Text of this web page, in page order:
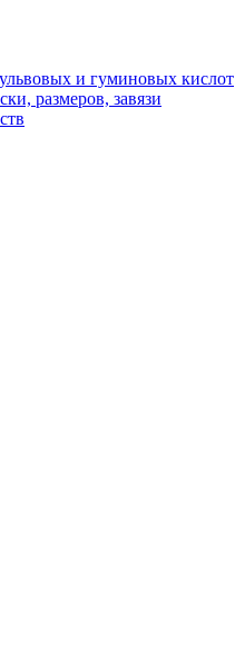
и гуминовых кислот
размеров, завязи